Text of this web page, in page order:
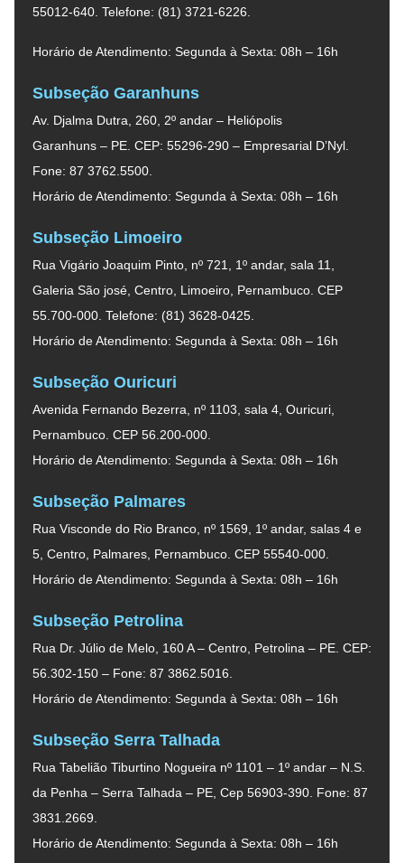
55012-640. Telefone: (81) 3721-6226.
Horário de Atendimento: Segunda à Sexta: 08h – 16h
Subseção Garanhuns
Av. Djalma Dutra, 260, 2º andar – Heliópolis
Garanhuns – PE. CEP: 55296-290 – Empresarial D’Nyl.
Fone: 87 3762.5500.
Horário de Atendimento: Segunda à Sexta: 08h – 16h
Subseção Limoeiro
Rua Vigário Joaquim Pinto, nº 721, 1º andar, sala 11,
Galeria São josé, Centro, Limoeiro, Pernambuco. CEP
55.700-000. Telefone: (81) 3628-0425.
Horário de Atendimento: Segunda à Sexta: 08h – 16h
Subseção Ouricuri
Avenida Fernando Bezerra, nº 1103, sala 4, Ouricuri,
Pernambuco. CEP 56.200-000.
Horário de Atendimento: Segunda à Sexta: 08h – 16h
Subseção Palmares
Rua Visconde do Rio Branco, nº 1569, 1º andar, salas 4 e
5, Centro, Palmares, Pernambuco. CEP 55540-000.
Horário de Atendimento: Segunda à Sexta: 08h – 16h
Subseção Petrolina
Rua Dr. Júlio de Melo, 160 A – Centro, Petrolina – PE. CEP:
56.302-150 – Fone: 87 3862.5016.
Horário de Atendimento: Segunda à Sexta: 08h – 16h
Subseção Serra Talhada
Rua Tabelião Tiburtino Nogueira nº 1101 – 1º andar – N.S.
da Penha – Serra Talhada – PE, Cep 56903-390. Fone: 87
3831.2669.
Horário de Atendimento: Segunda à Sexta: 08h – 16h